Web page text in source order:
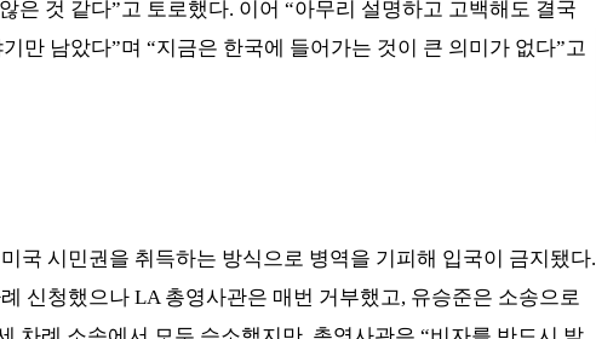
은 것 같다”고 토로했다. 이어 “아무리 설명하고 고백해도 결국
만 남았다”며 “지금은 한국에 들어가는 것이 큰 의미가 없다”고
국 시민권을 취득하는 방식으로 병역을 기피해 입국이 금지됐다.
신청했으나 LA 총영사관은 매번 거부했고, 유승준은 소송으로